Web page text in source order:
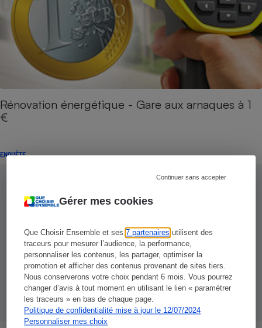
Gérer mes cookies
Que Choisir Ensemble et ses7 partenaires utilisent des
traceurs pour mesurer l’audience, la performance,
personnaliser les contenus, les partager, optimiser la
promotion et afficher des contenus provenant de sites tiers.
Nous conserverons votre choix pendant 6 mois. Vous pourrez
changer d’avis à tout moment en utilisant le lien « paramétrer
les traceurs » en bas de chaque page.
Politique de confidentialité mise à jour le 12/07/2024
Personnaliser mes choix
Continuer sans accepter
Rénovation énergétique - Gare aux arnaques à 1
€
ENQUÊTE